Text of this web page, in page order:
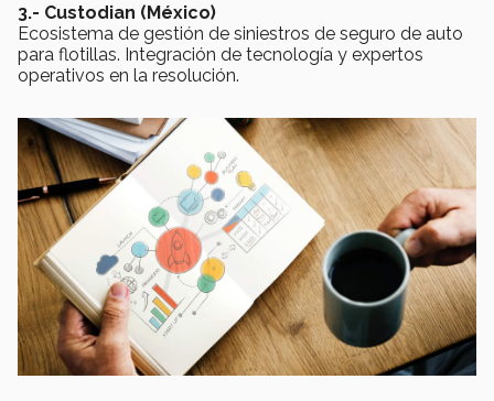
3.- Custodian (México)
Ecosistema de gestión de siniestros de seguro de auto
para flotillas. Integración de tecnología y expertos
operativos en la resolución.